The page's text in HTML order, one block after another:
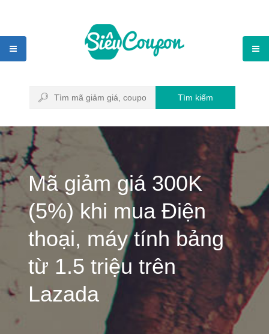
Tìm kiếm
Mã giảm giá 300K
(5%) khi mua Điện
thoại, máy tính bảng
từ 1.5 triệu trên
Lazada